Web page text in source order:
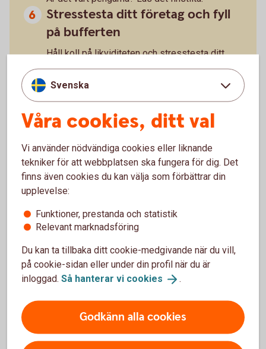
Stresstesta ditt företag och fyll
på bufferten
Håll koll på likviditeten och stresstesta ditt
företag regelbundet. Hur robust är företaget vid
oväntade händelser? Vad händer om din
största kund ställer in betalningarna? Bygg upp
Jörgen Kennemar
Företagarekonom
Svenska
Våra cookies, ditt val
Vi använder nödvändiga cookies eller liknande
tekniker för att webbplatsen ska fungera för dig. Det
finns även cookies du kan välja som förbättrar din
upplevelse:
Funktioner, prestanda och statistik
Relevant marknadsföring
Du kan ta tillbaka ditt cookie-medgivande när du vill,
på cookie-sidan eller under din profil när du är
inloggad. Så hanterar vi cookies .
Godkänn alla cookies